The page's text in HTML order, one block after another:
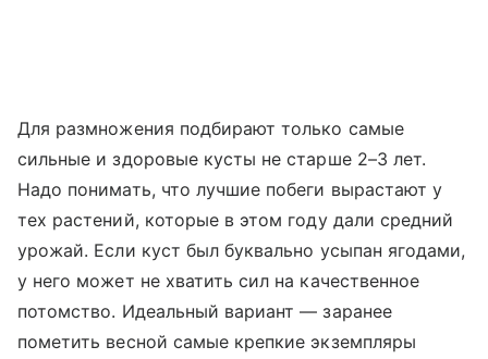
Для размножения подбирают только самые
сильные и здоровые кусты не старше 2–3 лет.
Надо понимать, что лучшие побеги вырастают у
тех растений, которые в этом году дали средний
урожай. Если куст был буквально усыпан ягодами,
у него может не хватить сил на качественное
потомство. Идеальный вариант — заранее
пометить весной самые крепкие экземпляры